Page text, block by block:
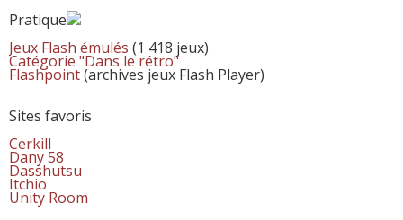
Pratique
Jeux Flash émulés (1 418 jeux)
Catégorie "Dans le rétro"
Flashpoint(archives jeux Flash Player)
Sites favoris
Cerkill
Dany 58
Dasshutsu
Itchio
Unity Room